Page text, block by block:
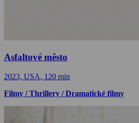
Asfaltové město
2023, USA, 120 min
Filmy / Thrillery / Dramatické filmy